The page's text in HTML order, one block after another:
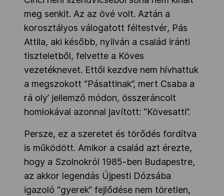
meg senkit. Az az övé volt. Aztán a
korosztályos válogatott féltestvér, Pás
Attila, aki később, nyilván a család iránti
tiszteletből, felvette a Köves
vezetéknevet. Ettől kezdve nem hívhattuk
a megszokott “Pásattinak”, mert Csaba a
rá oly’ jellemző módon, összeráncolt
homlokával azonnal javított: “Kövesatti”.
Persze, ez a szeretet és törődés fordítva
is működött. Amikor a család azt érezte,
hogy a Szolnokról 1985-ben Budapestre,
az akkor legendás Újpesti Dózsába
igazoló “gyerek” fejlődése nem töretlen,